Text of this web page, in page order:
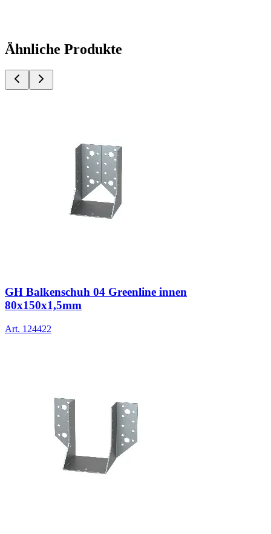
Ähnliche Produkte
GH Balkenschuh 04 Greenline innen
80x150x1,5mm
Art. 124422